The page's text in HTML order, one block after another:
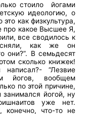
стоило йогами
идеологию, о
как физкультура,
про какое Высшее Я,
все сводилось к
как же он
они?”. В семьдесят
сколько книжек!
“Лезвие
йогов, вообщем
по этой причине,
йогой, ну
уже нет.
конечно, что-то не